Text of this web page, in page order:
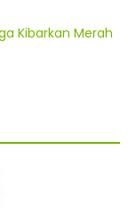
Kibarkan Merah